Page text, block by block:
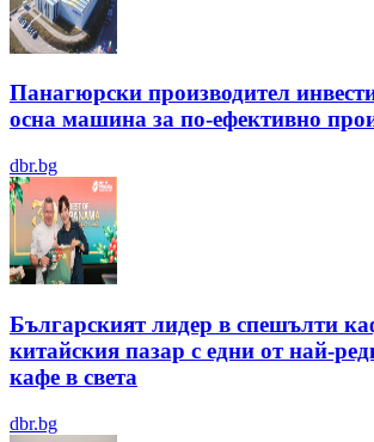
Панагюрски производител
осна машина за по-ефективно
dbr.bg
Българският лидер в спешълти
китайския пазар с едни от най-
кафе в света
dbr.bg